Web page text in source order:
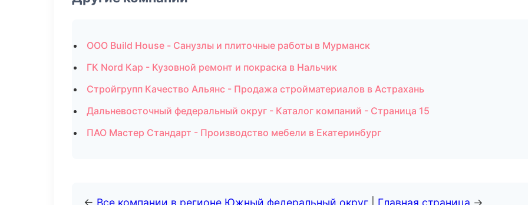
ООО Build House - Санузлы и плиточные работы в Мурманск
ГК Nord Кар - Кузовной ремонт и покраска в Нальчик
Стройгрупп Качество Альянс - Продажа стройматериалов в Астрахань
Дальневосточный федеральный округ - Каталог компаний - Страница 15
ПАО Мастер Стандарт - Производство мебели в Екатеринбург
← Все компании в регионе Южный федеральный округ Главная страница →